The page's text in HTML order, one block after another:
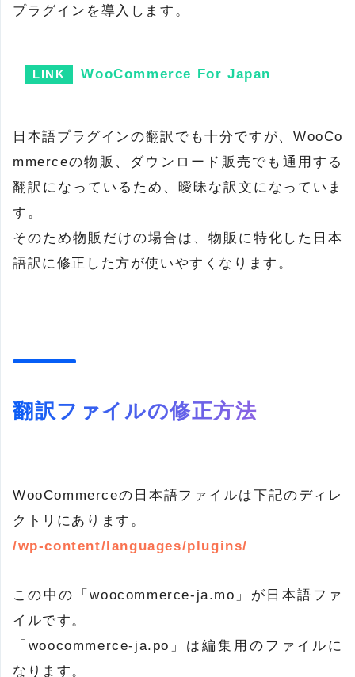
プラグインを導入します。
WooCommerce For Japan
日本語プラグインの翻訳でも十分ですが、WooCo
mmerceの物販、ダウンロード販売でも通用する
翻訳になっているため、曖昧な訳文になっていま
す。
そのため物販だけの場合は、物販に特化した日本
語訳に修正した方が使いやすくなります。
翻訳ファイルの修正方法
WooCommerceの日本語ファイルは下記のディレ
クトリにあります。
/wp-content/languages/plugins/
この中の「woocommerce-ja.mo」が日本語ファ
イルです。
「woocommerce-ja.po」は編集用のファイルに
なります。